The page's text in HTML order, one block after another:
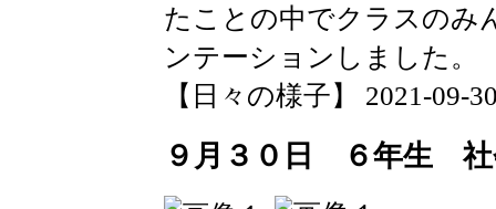
たことの中でクラスのみ
ンテーションしました。
【日々の様子】 2021-09-
９月３０日 ６年生 社